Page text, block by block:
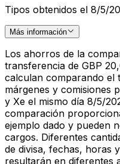
Tipos obtenidos el 8/5/
Más información
Los ahorros de la
transferencia de GBP
calculan comparando el
márgenes y comisiones
y Xe el mismo día 8/5/
comparación
ejemplo dado y pueden
cargos. Diferentes
de divisa, fechas, horas
resultarán en diferentes